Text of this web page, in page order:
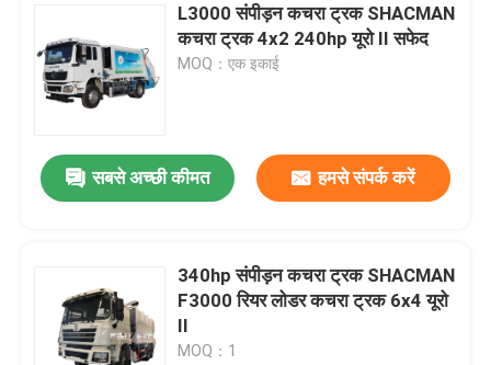
L3000 संपीड़न कचरा ट्रक SHACMAN
कचरा ट्रक 4x2 240hp यूरो II सफेद
MOQ：एक इकाई
सबसे अच्छी कीमत हमसे संपर्क करें
340hp संपीड़न कचरा ट्रक SHACMAN
F3000 रियर लोडर कचरा ट्रक 6x4 यूरो
Il
MOQ：1